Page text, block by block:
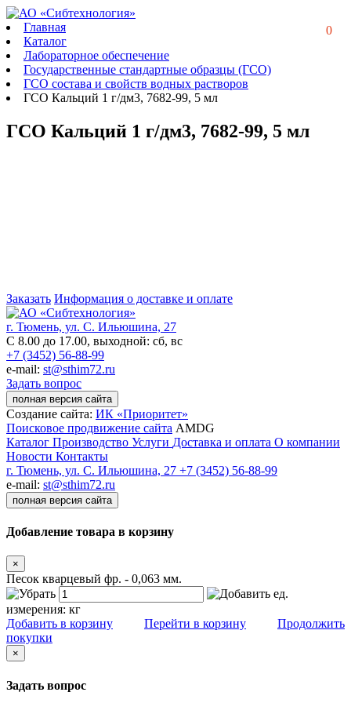
0
Главная
Каталог
Лабораторное обеспечение
Государственные стандартные образцы (ГСО)
ГСО состава и свойств водных растворов
ГСО Кальций 1 г/дм3, 7682-99, 5 мл
ГСО Кальций 1 г/дм3, 7682-99, 5 мл
Заказать Информация о доставке и оплате
г. Тюмень, ул. С. Ильюшина, 27
С 8.00 до 17.00, выходной: сб, вс
+7 (3452) 56-88-99
e-mail: st@sthim72.ru
Задать вопрос
полная версия сайта
Создание сайта: ИК «Приоритет»
Поисковое продвижение сайта AMDG
Каталог Производство Услуги Доставка и оплата О компании
Новости Контакты
г. Тюмень, ул. С. Ильюшина, 27 +7 (3452) 56-88-99
e-mail: st@sthim72.ru
полная версия сайта
Добавление товара в корзину
×
Песок кварцевый фр. - 0,063 мм.
ед.
измерения: кг
Добавить в корзину
Перейти в корзину
Продолжить
покупки
×
Задать вопрос